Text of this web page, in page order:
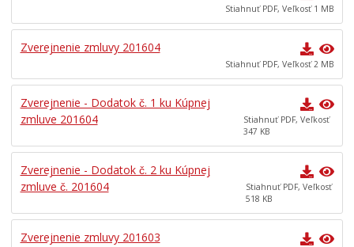
Stiahnuť PDF, Veľkosť 1 MB
Zverejnenie zmluvy 201604
Stiahnuť PDF, Veľkosť 2 MB
Zverejnenie - Dodatok č. 1 ku Kúpnej
zmluve 201604
Stiahnuť PDF, Veľkosť
347 KB
Zverejnenie - Dodatok č. 2 ku Kúpnej
zmluve č. 201604
Stiahnuť PDF, Veľkosť
518 KB
Zverejnenie zmluvy 201603